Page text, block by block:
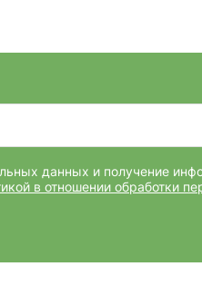
данных и получение
в отношении обработки